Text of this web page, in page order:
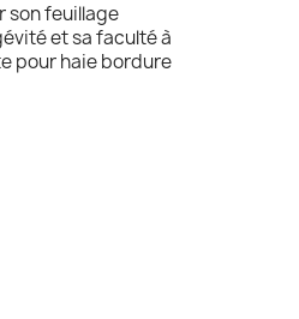
son feuillage
et sa faculté à
pour haie bordure